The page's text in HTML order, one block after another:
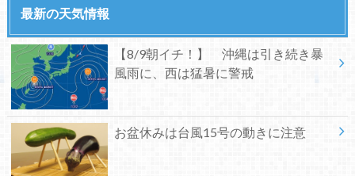
最新の天気情報
【8/9朝イチ！】 沖縄は引き続き暴
風雨に、西は猛暑に警戒
お盆休みは台風15号の動きに注意